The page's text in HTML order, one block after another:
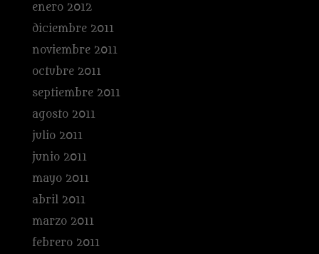
enero 2012
diciembre 2011
noviembre 2011
octubre 2011
septiembre 2011
agosto 2011
julio 2011
junio 2011
mayo 2011
abril 2011
marzo 2011
febrero 2011